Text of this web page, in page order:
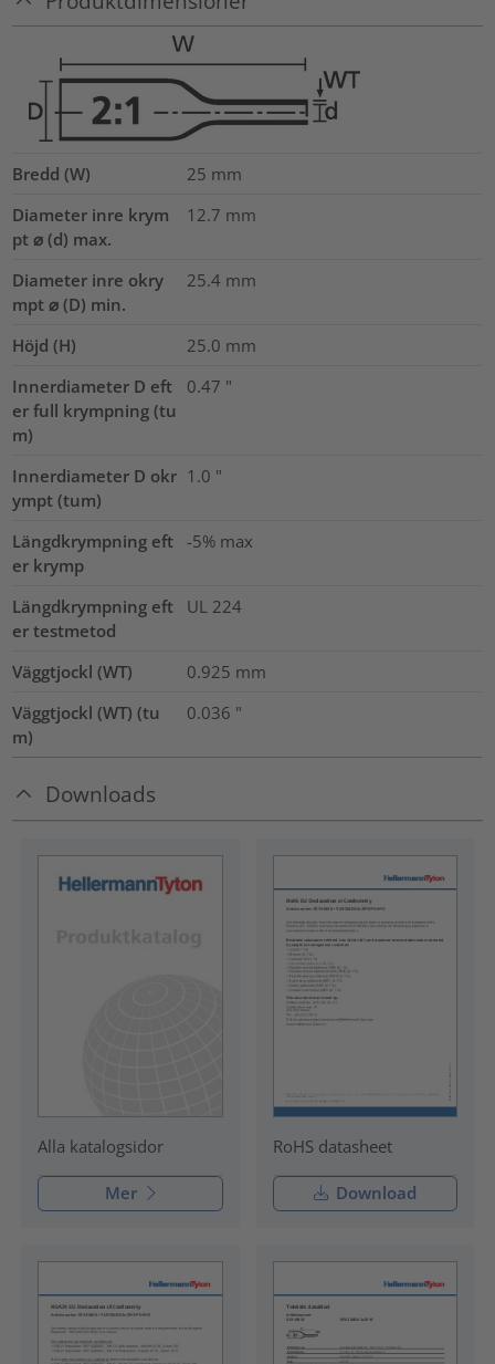
Bredd (W) 25 mm
Diameter inre krym
pt ⌀ (d) max.
12.7 mm
Diameter inre okry
mpt ⌀ (D) min.
25.4 mm
Höjd (H) 25.0 mm
Innerdiameter D eft
er full krympning (tu
m)
0.47 "
Innerdiameter D okr
ympt (tum)
1.0 "
Längdkrympning eft
er krymp
-5% max
Längdkrympning eft
er testmetod
UL 224
Väggtjockl (WT) 0.925 mm
Väggtjockl (WT) (tu
m)
0.036 "
Downloads
Alla katalogsidor
Mer
RoHS datasheet
Download